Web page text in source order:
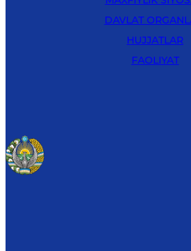
DAVLAT
HUJJATLAR
FAOLIYAT